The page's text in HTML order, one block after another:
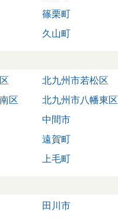
篠栗町
久山町
北九州市若松区
区 北九州市八幡東区
中間市
遠賀町
上毛町
田川市